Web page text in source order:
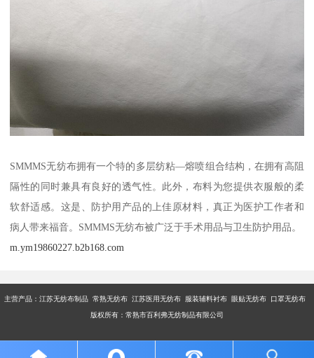
SMMMS无纺布拥有一个特的多层纺粘—熔喷组合结构，在拥有高阻
隔性的同时兼具有良好的透气性。此外，布料为您提供衣服般的柔
软舒适感。这是、防护用产品的上佳原材料，真正为医护工作者和
病人带来福音。SMMMS无纺布被广泛于手术用品与卫生防护用品。
m.ym19860227.b2b168.com
主营产品：江苏无纺布制品 常熟无纺布 江苏医用无纺布 服装辅料衬布 眼贴无纺布 口罩无纺布
版权所有：常熟市百利弗无纺制品有限公司